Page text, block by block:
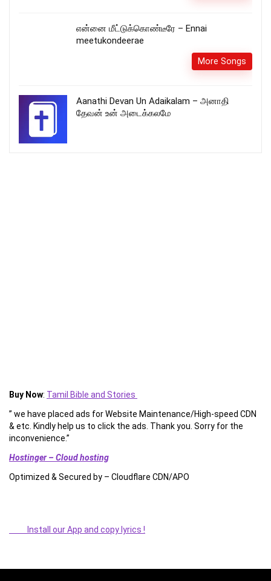
என்னை மீட்டுக்கொண்டீரே – Ennai
meetukondeerae
More Songs
Aanathi Devan Un Adaikalam – அனாதி
தேவன் உன் அடைக்கலமே
Buy Now: Tamil Bible and Stories
” we have placed ads for Website Maintenance/High-speed CDN
& etc. Kindly help us to click the ads. Thank you. Sorry for the
inconvenience.”
Hostinger – Cloud hosting
Optimized & Secured by – Cloudflare CDN/APO
Install our App and copy lyrics !